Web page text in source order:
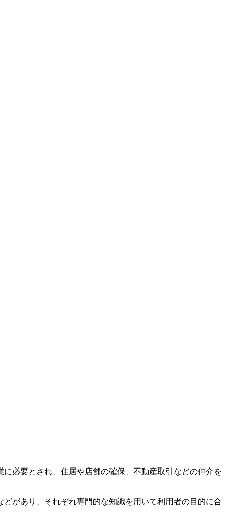
必要とされ、住居や店舗の確保、不動産取引などの仲介を
があり、それぞれ専門的な知識を用いて利用者の目的に合